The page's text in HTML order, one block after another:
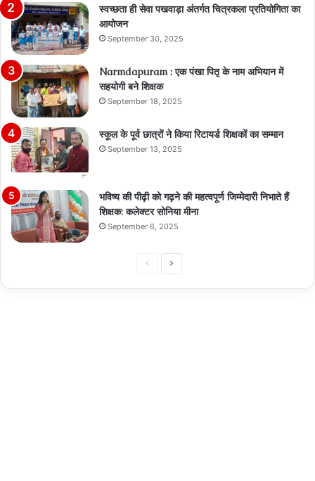
स्वच्छता ही सेवा पखवाड़ा अंतर्गत चित्रकला प्रतियोगिता का
आयोजन
September 30, 2025
Narmdapuram : एक पंखा पितृ के नाम अभियान में
सहयोगी बने शिक्षक
September 18, 2025
स्कूल के पूर्व छात्रों ने किया रिटायर्ड शिक्षकों का सम्मान
September 13, 2025
भविष्य की पीढ़ी को गढ़ने की महत्वपूर्ण जिम्मेदारी निभाते हैं
शिक्षक: कलेक्टर सोनिया मीना
September 6, 2025
PreviousNext